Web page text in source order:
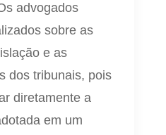
advogados
sobre as
e as
dos tribunais, pois
diretamente a
em um